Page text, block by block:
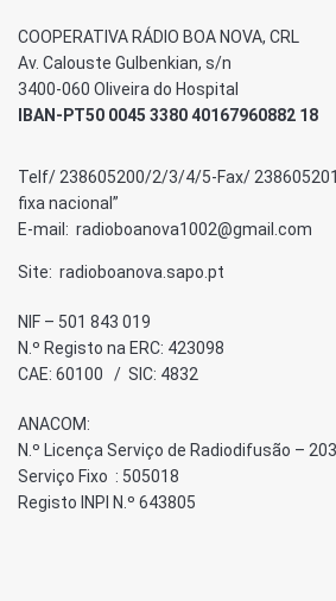
COOPERATIVA RÁDIO BOA NOVA, CRL
Av. Calouste Gulbenkian, s/n
3400-060 Oliveira do Hospital
IBAN-PT50 0045 3380 40167960882 18
Telf/ 238605200/2/3/4/5-Fax/
fixa nacional”
E-mail: radioboanova1002@gmail.com
Site: radioboanova.sapo.pt
NIF – 501 843 019
N.º Registo na ERC: 423098
CAE: 60100 / SIC: 4832
ANACOM:
N.º Licença Serviço de Radiodifusão –
Serviço Fixo : 505018
Registo INPI N.º 643805